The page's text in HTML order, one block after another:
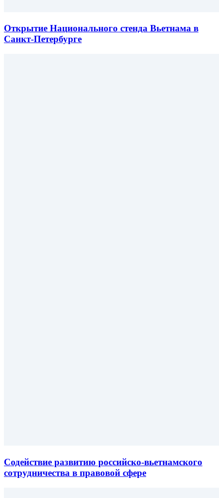
Открытие Национального стенда Вьетнама в
Санкт-Петербурге
Содействие развитию российско-вьетнамского
сотрудничества в правовой сфере